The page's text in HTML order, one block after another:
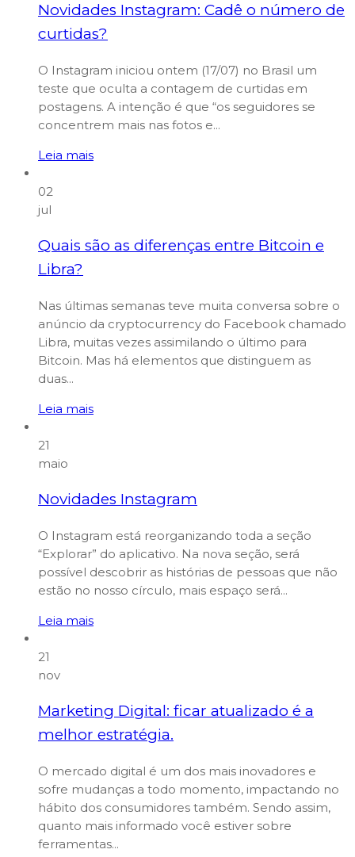
Novidades Instagram: Cadê o número de
curtidas?
O Instagram iniciou ontem (17/07) no Brasil um
teste que oculta a contagem de curtidas em
postagens. A intenção é que “os seguidores se
concentrem mais nas fotos e...
Leia mais
02
jul
Quais são as diferenças entre Bitcoin e
Libra?
Nas últimas semanas teve muita conversa sobre o
anúncio da cryptocurrency do Facebook chamado
Libra, muitas vezes assimilando o último para
Bitcoin. Mas há elementos que distinguem as
duas...
Leia mais
21
maio
Novidades Instagram
O Instagram está reorganizando toda a seção
“Explorar” do aplicativo. Na nova seção, será
possível descobrir as histórias de pessoas que não
estão no nosso círculo, mais espaço será...
Leia mais
21
nov
Marketing Digital: ficar atualizado é a
melhor estratégia.
O mercado digital é um dos mais inovadores e
sofre mudanças a todo momento, impactando no
hábito dos consumidores também. Sendo assim,
quanto mais informado você estiver sobre
ferramentas...